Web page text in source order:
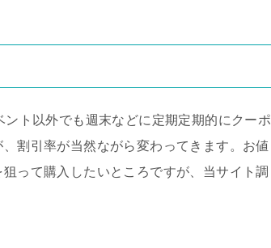
ト以外でも週末などに定期定期的にクーポ
割引率が当然ながら変わってきます。お値
って購入したいところですが、当サイト調